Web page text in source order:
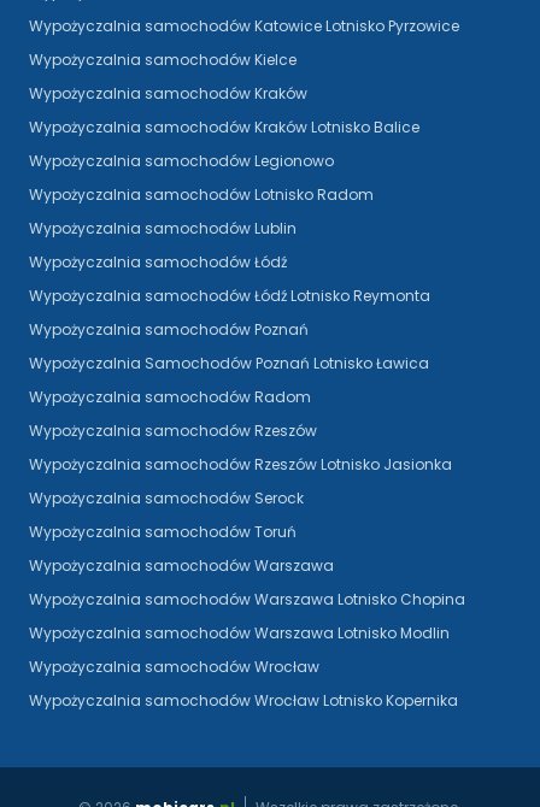
Wypożyczalnia samochodów Katowice Lotnisko Pyrzowice
Wypożyczalnia samochodów Kielce
Wypożyczalnia samochodów Kraków
Wypożyczalnia samochodów Kraków Lotnisko Balice
Wypożyczalnia samochodów Legionowo
Wypożyczalnia samochodów Lotnisko Radom
Wypożyczalnia samochodów Lublin
Wypożyczalnia samochodów Łódź
Wypożyczalnia samochodów Łódź Lotnisko Reymonta
Wypożyczalnia samochodów Poznań
Wypożyczalnia Samochodów Poznań Lotnisko Ławica
Wypożyczalnia samochodów Radom
Wypożyczalnia samochodów Rzeszów
Wypożyczalnia samochodów Rzeszów Lotnisko Jasionka
Wypożyczalnia samochodów Serock
Wypożyczalnia samochodów Toruń
Wypożyczalnia samochodów Warszawa
Wypożyczalnia samochodów Warszawa Lotnisko Chopina
Wypożyczalnia samochodów Warszawa Lotnisko Modlin
Wypożyczalnia samochodów Wrocław
Wypożyczalnia samochodów Wrocław Lotnisko Kopernika